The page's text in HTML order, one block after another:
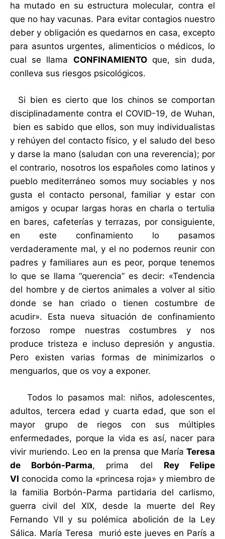
ha mutado en su estructura molecular, contra el
que no hay vacunas. Para evitar contagios nuestro
deber y obligación es quedarnos en casa, excepto
para asuntos urgentes, alimenticios o médicos, lo
cual se llama CONFINAMIENTOque, sin duda,
conlleva sus riesgos psicológicos.
Si bien es cierto que los chinos se comportan
disciplinadamente contra el COVID-19, de Wuhan,
bien es sabido que ellos, son muy individualistas
y rehúyen del contacto físico, y el saludo del beso
y darse la mano (saludan con una reverencia); por
el contrario, nosotros los españoles como latinos y
pueblo mediterráneo somos muy sociables y nos
gusta el contacto personal, familiar y estar con
amigos y ocupar largas horas en charla o tertulia
en bares, cafeterías y terrazas, por consiguiente,
en este confinamiento lo pasamos
verdaderamente mal, y el no podernos reunir con
padres y familiares aun es peor, porque tenemos
lo que se llama “querencia” es decir: «Tendencia
del hombre y de ciertos animales a volver al sitio
donde se han criado o tienen costumbre de
acudir». Esta nueva situación de confinamiento
forzoso rompe nuestras costumbres y nos
produce tristeza e incluso depresión y angustia.
Pero existen varias formas de minimizarlos o
menguarlos, que os voy a exponer.
Todos lo pasamos mal: niños, adolescentes,
adultos, tercera edad y cuarta edad, que son el
mayor grupo de riegos con sus múltiples
enfermedades, porque la vida es así, nacer para
vivir muriendo. Leo en la prensa que María Teresa
de Borbón-Parma, prima del Rey Felipe
VI conocida como la «princesa roja» y miembro de
la familia Borbón-Parma partidaria del carlismo,
guerra civil del XIX, desde la muerte del Rey
Fernando VII y su polémica abolición de la Ley
Sálica. María Teresa murió este jueves en París a